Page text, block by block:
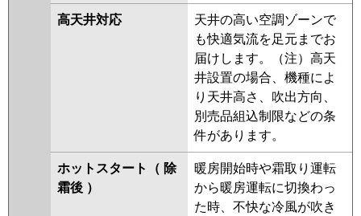
高天井対応
天井の高い空調ゾーンで
も快適気流を足元までお
届けします。（注）高天
井設置の場合、機種によ
り天井高さ、吹出方向、
別売品組込制限などの条
件があります。
ホットスタート（ 除
霜後 ）
暖房開始時や霜取り運転
から暖房運転に切換わっ
た時、不快な冷風が吹き